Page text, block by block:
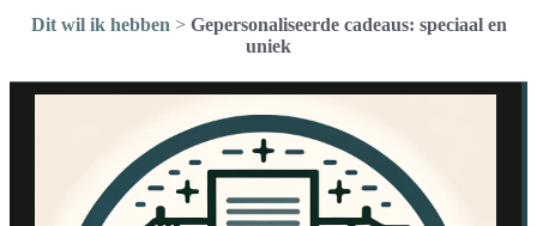
Dit wil ik hebben > Gepersonaliseerde cadeaus: speciaal en
uniek